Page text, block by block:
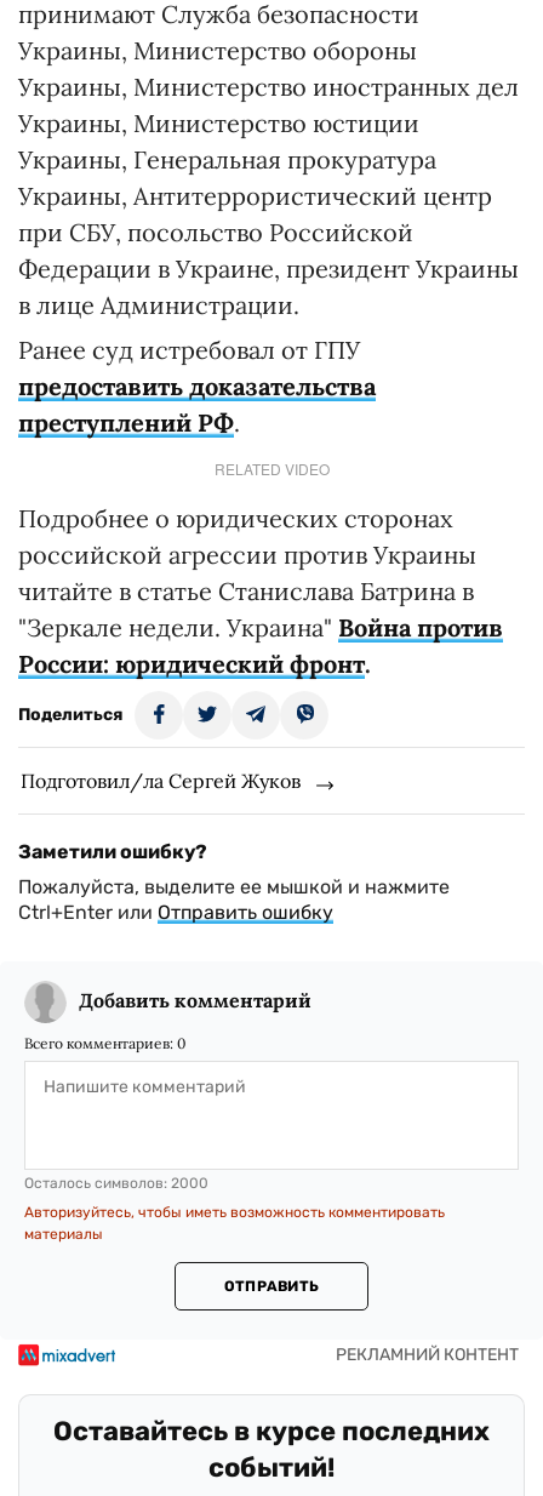
принимают Служба безопасности
Украины, Министерство обороны
Украины, Министерство иностранных дел
Украины, Министерство юстиции
Украины, Генеральная прокуратура
Украины, Антитеррористический центр
при СБУ, посольство Российской
Федерации в Украине, президент Украины
в лице Администрации.
Ранее суд истребовал от ГПУ
предоставить доказательства
преступлений РФ.
RELATED VIDEO
Подробнее о юридических сторонах
российской агрессии против Украины
читайте в статье Станислава Батрина в
"Зеркале недели. Украина" Война против
России: юридический фронт.
Поделиться
Подготовил/ла Сергей Жуков
Заметили ошибку?
Пожалуйста, выделите ее мышкой и нажмите
Ctrl+Enter или Отправить ошибку
Добавить комментарий
Всего комментариев: 0
Осталось символов: 2000
Авторизуйтесь, чтобы иметь возможность комментировать
материалы
ОТПРАВИТЬ
Оставайтесь в курсе последних
событий!